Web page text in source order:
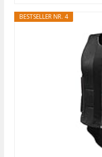
BESTSELLER NR. 4